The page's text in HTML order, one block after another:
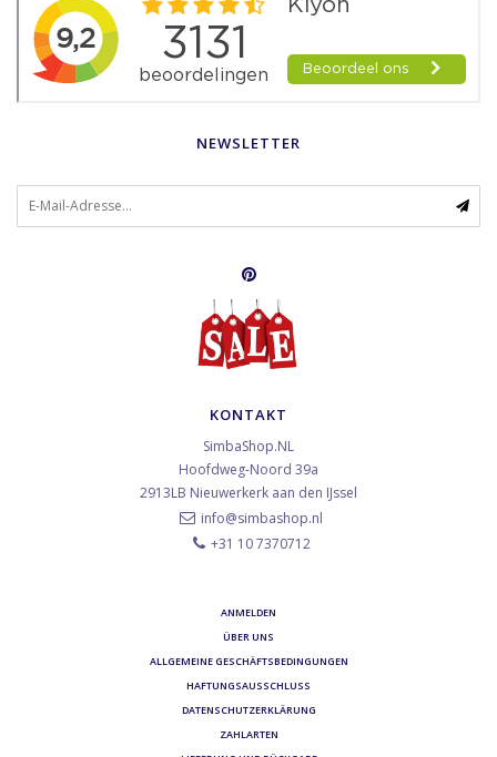
NEWSLETTER
KONTAKT
SimbaShop.NL
Hoofdweg-Noord 39a
2913LB Nieuwerkerk aan den IJssel
info@simbashop.nl
+31 10 7370712
ANMELDEN
ÜBER UNS
ALLGEMEINE GESCHÄFTSBEDINGUNGEN
HAFTUNGSAUSSCHLUSS
DATENSCHUTZERKLÄRUNG
ZAHLARTEN